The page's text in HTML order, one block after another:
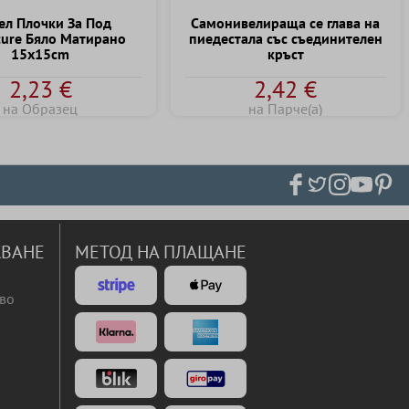
Плочки За Под
Бяло Матирано
15x15cm
2,23 €
на Образец
Самонивелираща се глава на
пиедестала със съединителен
кръст
2,42 €
на Парче(а)
МЕТОД НА ПЛАЩАНЕ